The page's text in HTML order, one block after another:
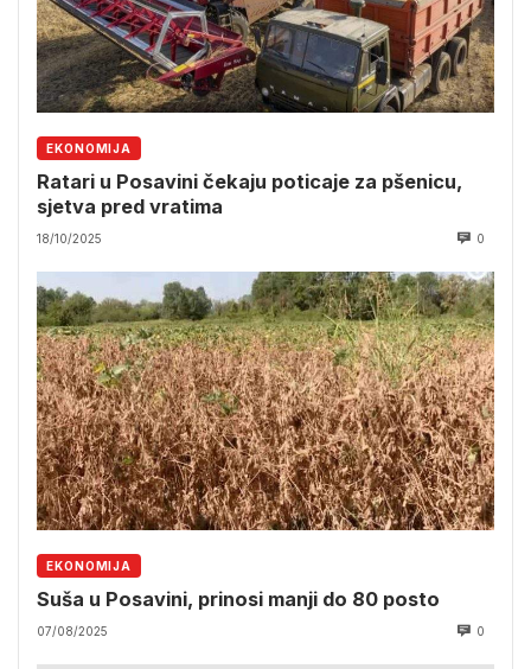
EKONOMIJA
Ratari u Posavini čekaju poticaje za pšenicu,
sjetva pred vratima
18/10/2025 0
EKONOMIJA
Suša u Posavini, prinosi manji do 80 posto
07/08/2025 0